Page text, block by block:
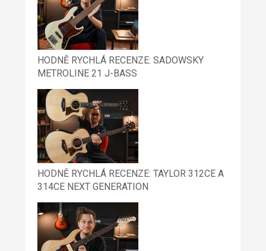
HODNĚ RYCHLÁ RECENZE: SADOWSKY
METROLINE 21 J-BASS
HODNĚ RYCHLÁ RECENZE: TAYLOR 312CE A
314CE NEXT GENERATION